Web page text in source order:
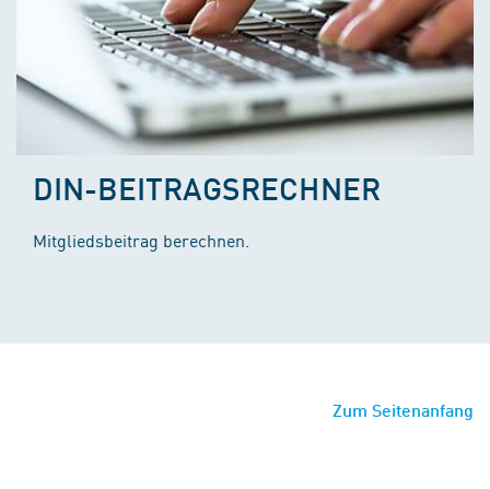
DIN-BEITRAGSRECHNER
Mitgliedsbeitrag berechnen.
Zum Seitenanfang